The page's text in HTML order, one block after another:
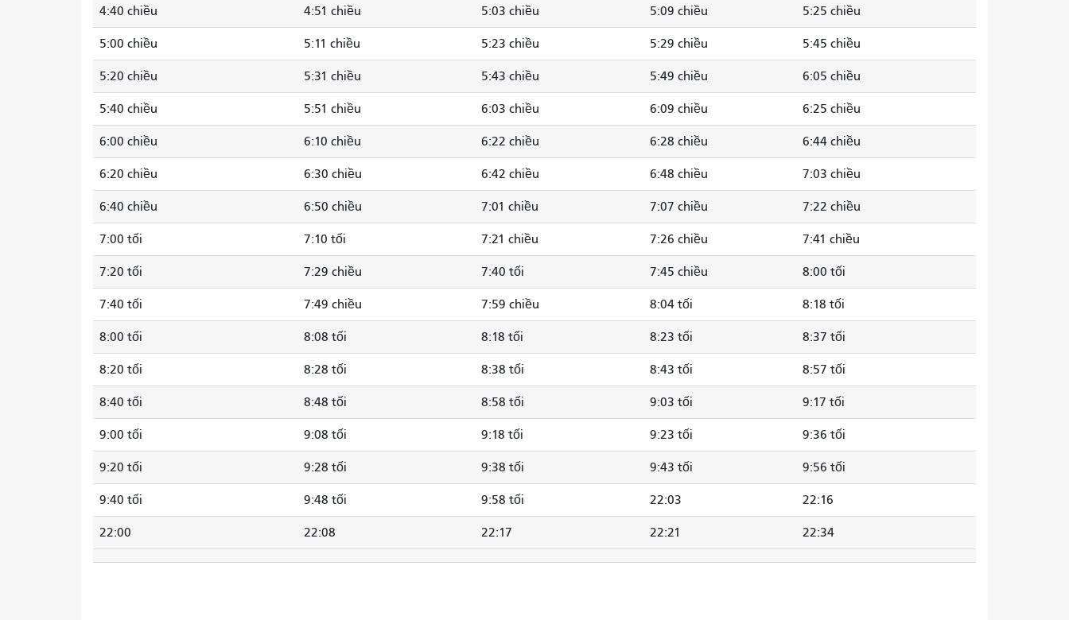
4:40 chiều 4:51 chiều 5:03 chiều 5:09 chiều 5:25 chiều
5:00 chiều 5:11 chiều 5:23 chiều 5:29 chiều 5:45 chiều
5:20 chiều 5:31 chiều 5:43 chiều 5:49 chiều 6:05 chiều
5:40 chiều 5:51 chiều 6:03 chiều 6:09 chiều 6:25 chiều
6:00 chiều 6:10 chiều 6:22 chiều 6:28 chiều 6:44 chiều
6:20 chiều 6:30 chiều 6:42 chiều 6:48 chiều 7:03 chiều
6:40 chiều 6:50 chiều 7:01 chiều 7:07 chiều 7:22 chiều
7:00 tối 7:10 tối 7:21 chiều 7:26 chiều 7:41 chiều
7:20 tối 7:29 chiều 7:40 tối 7:45 chiều 8:00 tối
7:40 tối 7:49 chiều 7:59 chiều 8:04 tối 8:18 tối
8:00 tối 8:08 tối 8:18 tối 8:23 tối 8:37 tối
8:20 tối 8:28 tối 8:38 tối 8:43 tối 8:57 tối
8:40 tối 8:48 tối 8:58 tối 9:03 tối 9:17 tối
9:00 tối 9:08 tối 9:18 tối 9:23 tối 9:36 tối
9:20 tối 9:28 tối 9:38 tối 9:43 tối 9:56 tối
9:40 tối 9:48 tối 9:58 tối 22:03 22:16
22:00 22:08 22:17 22:21 22:34